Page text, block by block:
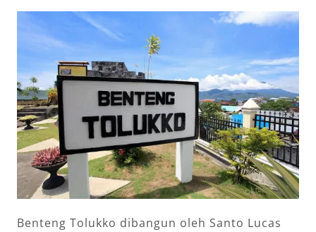
Benteng Tolukko dibangun oleh Santo Lucas